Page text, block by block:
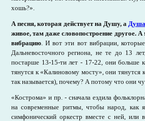
хошь?».
А песня, которая действует на Душу, аДуша
живое, там даже словопостроение другое.
вибрацию. И вот эти вот вибрации,
Дальневосточного региона, не те до 13
постарше 13-15-ти лет - 17-22, они больше
тянутся к «Калиновому мосту», они
так называется), почему? А потому что они
«Кострома» и пр. - сначала ездила
на современные ритмы, чтобы народ, как
симфонический оркестр вместе с ней, или